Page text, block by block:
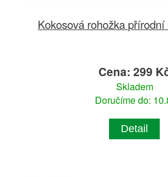
Kokosová rohožka
Cena: 299
Skladem
Doručíme do:
Detail